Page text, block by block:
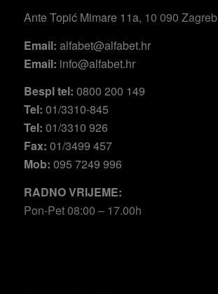
Ante Topić Mimare 11a, 10 090 Zagreb
Email: alfabet@alfabet.hr
Email: info@alfabet.hr
Bespl tel: 0800 200 149
Tel: 01/3310-845
Tel: 01/3310 926
Fax: 01/3499 457
Mob: 095 7249 996
RADNO VRIJEME:
Pon-Pet 08:00 – 17.00h